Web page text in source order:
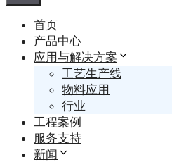
首页
产品中心
应用与解决方案
工艺生产线
物料应用
行业
工程案例
服务支持
新闻